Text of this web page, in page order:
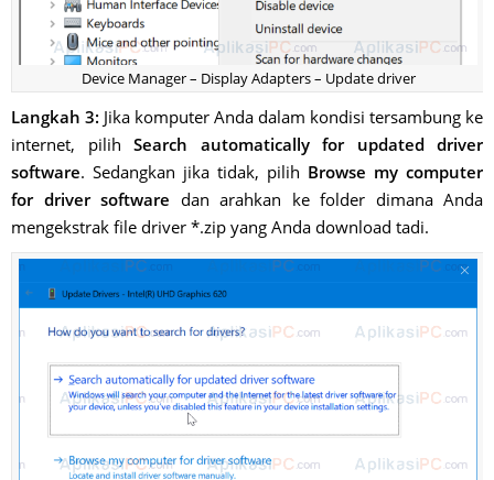
Device Manager – Display Adapters – Update driver
Langkah 3: Jika komputer Anda dalam kondisi tersambung ke
internet, pilih Search automatically for updated driver
software. Sedangkan jika tidak, pilih Browse my computer
for driver software dan arahkan ke folder dimana Anda
mengekstrak file driver *.zip yang Anda download tadi.